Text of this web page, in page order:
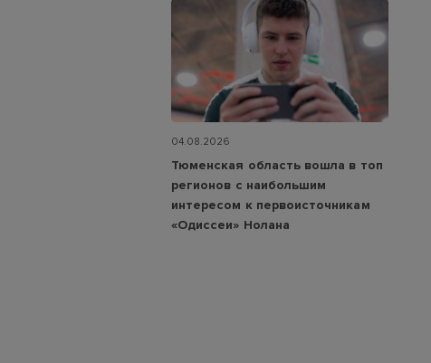
04.08.2026
Тюменская область вошла в топ
регионов с наибольшим
интересом к первоисточникам
«Одиссеи» Нолана